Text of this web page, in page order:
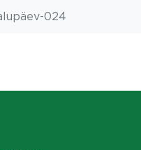
024